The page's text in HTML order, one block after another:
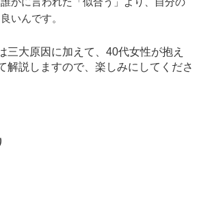
いんです。
三大原因に加えて、40代女性が抱え
解説しますので、楽しみにしてくださ